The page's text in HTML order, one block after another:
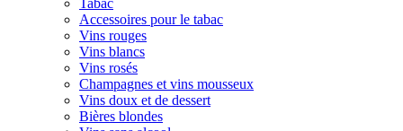
Tabac
Accessoires pour le tabac
Vins rouges
Vins blancs
Vins rosés
Champagnes et vins mousseux
Vins doux et de dessert
Bières blondes